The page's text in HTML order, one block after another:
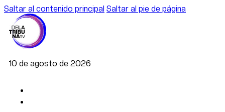
Saltar al contenido principal Saltar al pie de página
10 de agosto de 2026